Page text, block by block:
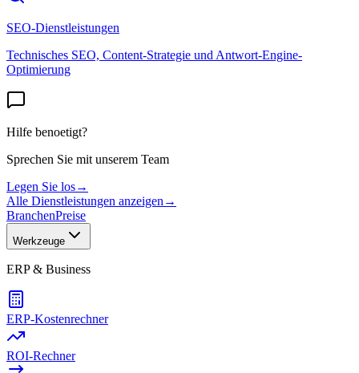
SEO-Dienstleistungen
Technisches SEO, Content-Strategie und Antwort-Engine-
Optimierung
Hilfe benoetigt?
Sprechen Sie mit unserem Team
Legen Sie los→
Alle Dienstleistungen anzeigen →
BranchenPreise
Werkzeuge
ERP & Business
ERP-Kostenrechner
ROI-Rechner